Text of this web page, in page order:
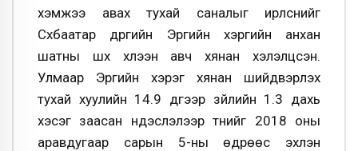
хэмжээ авах тухай саналыг ирүүлснийг
Сүхбаатар дүүргийн Эрүүгийн хэргийн анхан
шатны шүүх хүлээн авч хянан хэлэлцсэн.
Улмаар Эрүүгийн хэрэг хянан шийдвэрлэх
тухай хуулийн 14.9 дүгээр зүйлийн 1.3 дахь
хэсэг заасан үндэслэлээр түүнийг 2018 оны
аравдугаар сарын 5-ны өдрөөс эхлэн